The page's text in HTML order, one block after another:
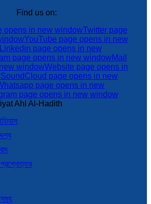
Find us on:
opens in new windowTwitter page
YouTube page opens in new
page opens in new
page opens in new windowMail
windowWebsite page opens in
SoundCloud page opens in new
page opens in new
page opens in new window
Ahl Al-Hadith
প্রশ্নোত্তর